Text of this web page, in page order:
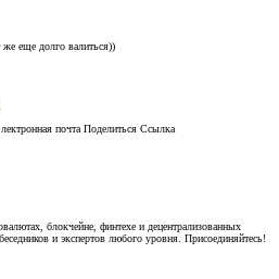
еще долго валиться))
почта Поделиться Ссылка
блокчейне, финтехе и децентрализованных
и экспертов любого уровня. Присоединяйтесь!